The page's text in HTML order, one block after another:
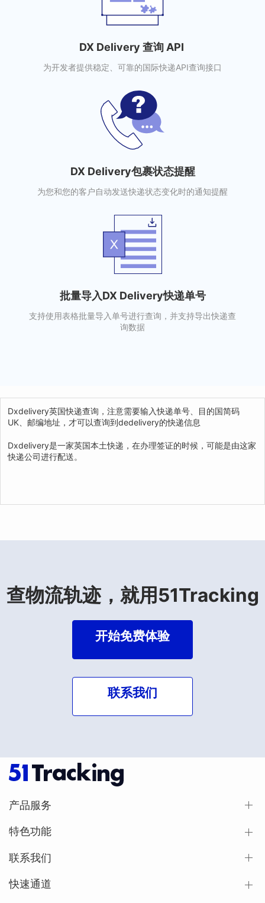
DX Delivery 查询 API
为开发者提供稳定、可靠的国际快递API查询接口
DX Delivery包裹状态提醒
为您和您的客户自动发送快递状态变化时的通知提醒
批量导入DX Delivery快递单号
支持使用表格批量导入单号进行查询，并支持导出快递查
询数据
Dxdelivery英国快递查询，注意需要输入快递单号、目的国简码
UK、邮编地址，才可以查询到dedelivery的快递信息
Dxdelivery是一家英国本土快递，在办理签证的时候，可能是由这家
快递公司进行配送。
查物流轨迹，就用51Tracking
开始免费体验
联系我们
产品服务
特色功能
联系我们
快速通道